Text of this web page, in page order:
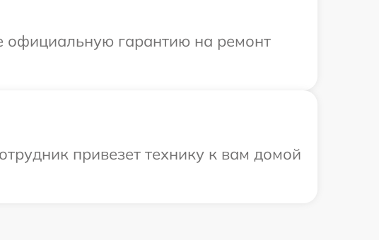
официальную гарантию на ремонт
привезет технику к вам домой